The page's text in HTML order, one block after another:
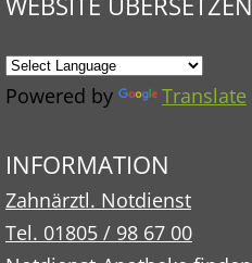
Powered by Translate
INFORMATION
Zahnärztl. Notdienst
Tel. 01805 / 98 67 00